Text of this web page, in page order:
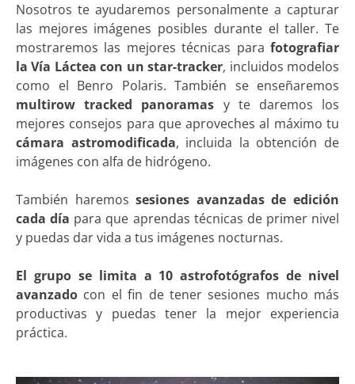
Nosotros te ayudaremos personalmente a capturar
las mejores imágenes posibles durante el taller. Te
mostraremos las mejores técnicas para fotografiar
la Vía Láctea con un star-tracker, incluidos modelos
como el Benro Polaris. También se enseñaremos
multirow tracked panoramas y te daremos los
mejores consejos para que aproveches al máximo tu
cámara astromodificada, incluida la obtención de
imágenes con alfa de hidrógeno.
También haremossesiones avanzadas de edición
cada día para que aprendas técnicas de primer nivel
y puedas dar vida a tus imágenes nocturnas.
El grupo se limita a 10 astrofotógrafos de nivel
avanzado con el fin de tener sesiones mucho más
productivas y puedas tener la mejor experiencia
práctica.